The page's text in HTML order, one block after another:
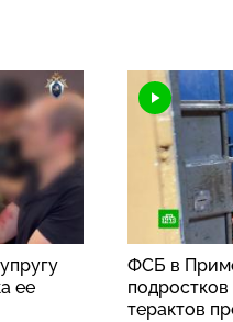
ее
ФСБ в
подростков
терактов